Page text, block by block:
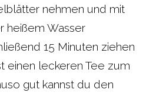
nehmen und mit
heißem Wasser
15 Minuten ziehen
einen leckeren Tee zum
gut kannst du den